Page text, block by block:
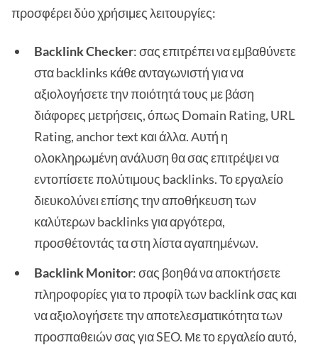
προσφέρει δύο χρήσιμες λειτουργίες:
Backlink Checker: σας επιτρέπει να εμβαθύνετε
στα backlinks κάθε ανταγωνιστή για να
αξιολογήσετε την ποιότητά τους με βάση
διάφορες μετρήσεις, όπως Domain Rating, URL
Rating, anchor text και άλλα. Αυτή η
ολοκληρωμένη ανάλυση θα σας επιτρέψει να
εντοπίσετε πολύτιμους backlinks. Το εργαλείο
διευκολύνει επίσης την αποθήκευση των
καλύτερων backlinks για αργότερα,
προσθέτοντάς τα στη λίστα αγαπημένων.
Backlink Monitor: σας βοηθά να αποκτήσετε
πληροφορίες για το προφίλ των backlink σας και
να αξιολογήσετε την αποτελεσματικότητα των
προσπαθειών σας για SEO. Με το εργαλείο αυτό,